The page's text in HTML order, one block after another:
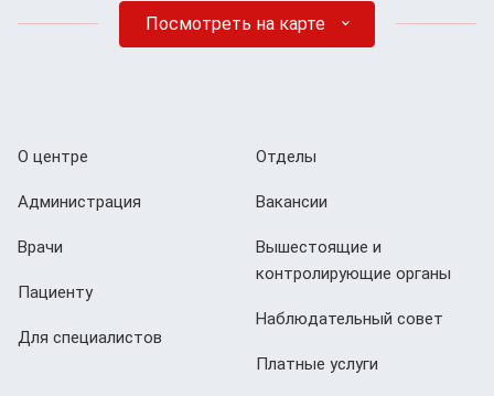
Посмотреть на карте
О центре
Администрация
Врачи
Пациенту
Для специалистов
Отделы
Вакансии
Вышестоящие и
контролирующие органы
Наблюдательный совет
Платные услуги